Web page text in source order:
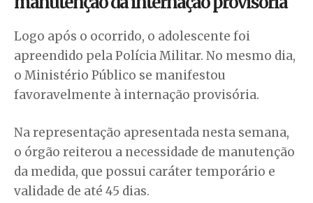
Logo após o ocorrido, o adolescente foi
apreendido pela Polícia Militar. No mesmo dia,
o Ministério Público se manifestou
favoravelmente à internação provisória.
Na representação apresentada nesta semana,
o órgão reiterou a necessidade de manutenção
da medida, que possui caráter temporário e
validade de até 45 dias.